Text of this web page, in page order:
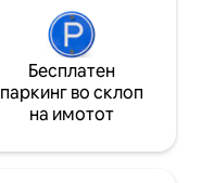
Бесплатен
паркинг во склоп
на имотот